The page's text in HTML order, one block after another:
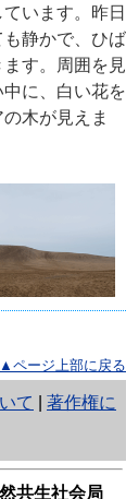
います。昨日
静かで、ひば
す。周囲を見
に、白い花を
木が見えま
▲ページ上部に戻る
て
著作権に
共生社会局